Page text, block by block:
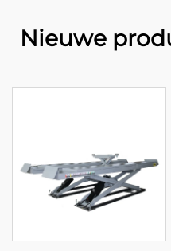
Nieuwe